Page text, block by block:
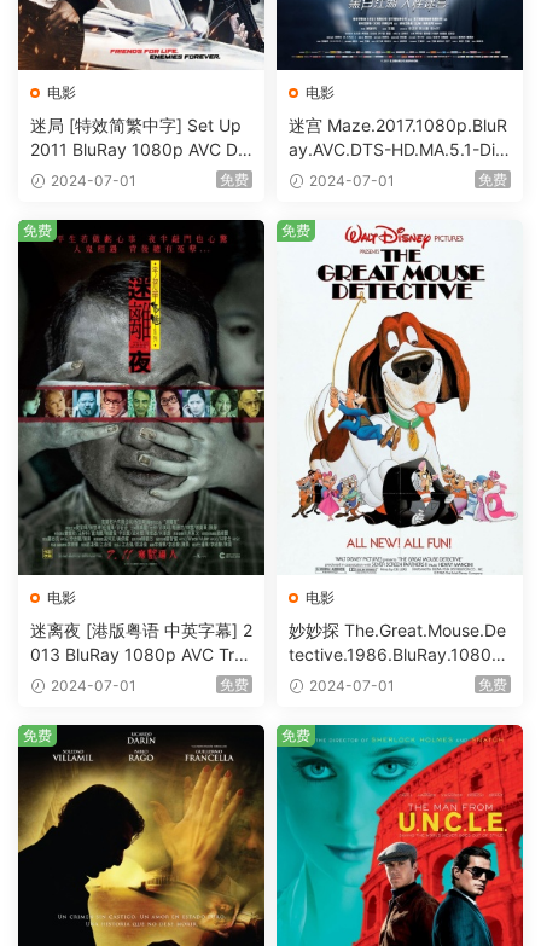
电影
迷局 [特效简繁中字] Set Up
2011 BluRay 1080p AVC DT
S-HD MA5.1-shhaclm@CHD
2024-07-01 免费
电影
迷宫 Maze.2017.1080p.BluR
ay.AVC.DTS-HD.MA.5.1-DiY
@HDHome [BDISO 19.7GB]
2024-07-01 免费
电影
迷离夜 [港版粤语 中英字幕] 2
013 BluRay 1080p AVC Tru
eHD5.1 [BDISO 22.64GB]
2024-07-01 免费
免费
电影
妙妙探 The.Great.Mouse.De
tective.1986.BluRay.1080p.
AVC.DTS-HD.MA.5.1-HDHo
2024-07-01 免费
免费
免费 免费